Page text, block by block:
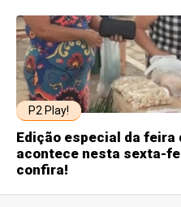
P2 Play!
Edição especial da
acontece nesta sexta-
confira!